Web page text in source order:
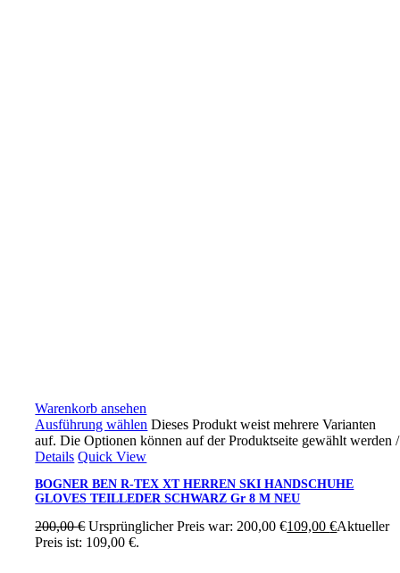
Warenkorb ansehen
Ausführung wählen Dieses Produkt weist mehrere Varianten
auf. Die Optionen können auf der Produktseite gewählt werden/
Details Quick View
BOGNER BEN R-TEX XT HERREN SKI HANDSCHUHE
GLOVES TEILLEDER SCHWARZ Gr 8 M NEU
200,00€ Ursprünglicher Preis war: 200,00 €109,00€Aktueller
Preis ist: 109,00 €.